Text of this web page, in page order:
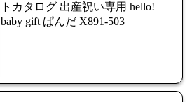
トカタログ 出産祝い専用 hello!
baby gift ぱんだ X891-503